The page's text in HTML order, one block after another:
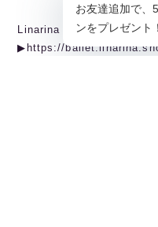
Linarina TOPページから全
▶︎https://